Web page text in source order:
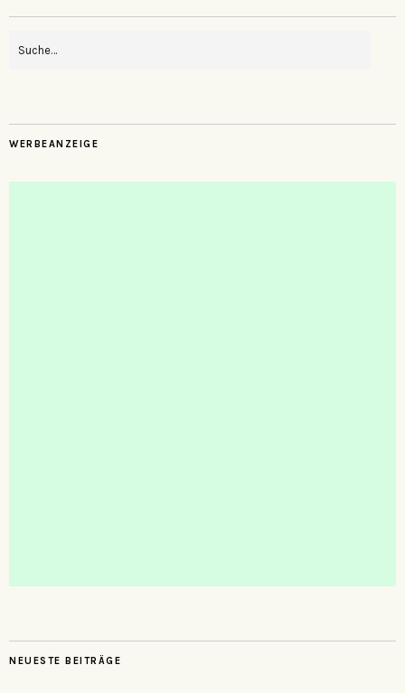
WERBEANZEIGE
NEUESTE BEITRÄGE